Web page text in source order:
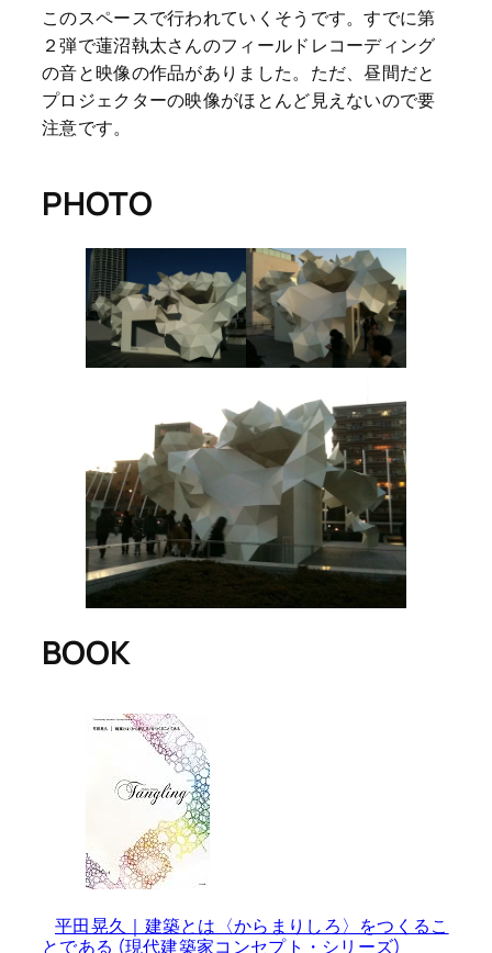
このスペースで行われていくそうです。すでに第
２弾で蓮沼執太さんのフィールドレコーディング
の音と映像の作品がありました。ただ、昼間だと
プロジェクターの映像がほとんど見えないので要
注意です。
PHOTO
BOOK
平田晃久｜建築とは〈からまりしろ〉をつくるこ
とである (現代建築家コンセプト・シリーズ)